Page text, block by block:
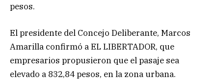
pesos.
El presidente del Concejo Deliberante, Marcos
Amarilla confirmó a EL LIBERTADOR, que
empresarios propusieron que el pasaje sea
elevado a 832,84 pesos, en la zona urbana.